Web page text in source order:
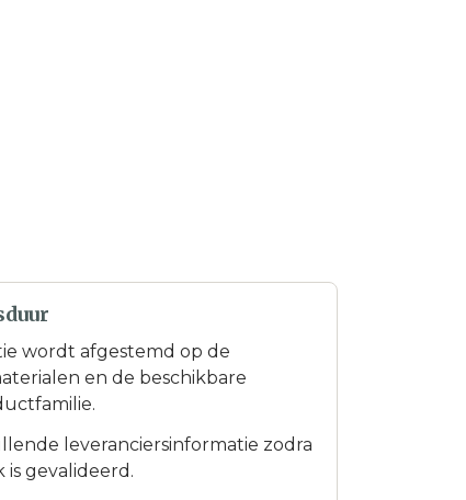
wordt afgestemd op de
en de beschikbare
leveranciersinformatie zodra
gevalideerd.